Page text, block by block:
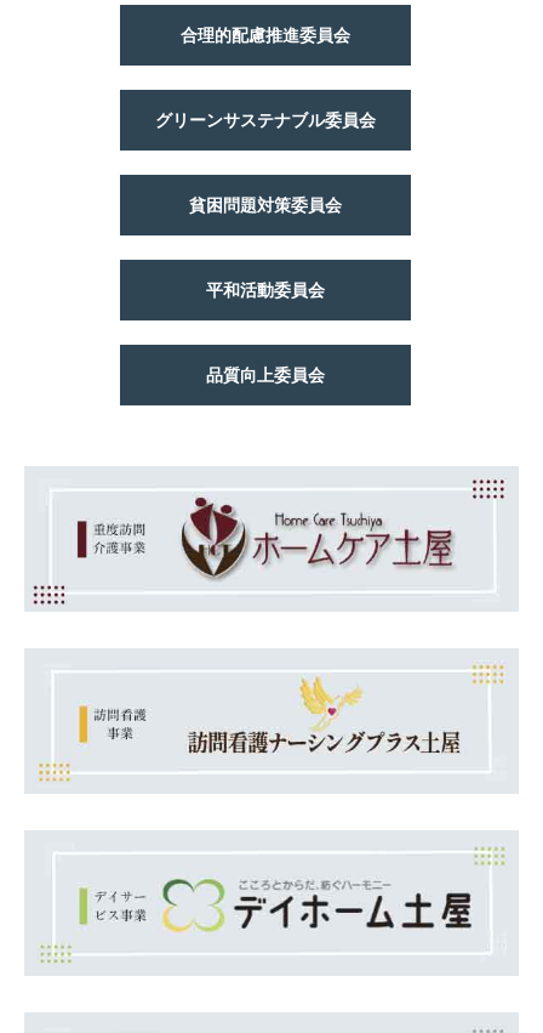
合理的配慮推進委員会
グリーンサステナブル委員会
貧困問題対策委員会
平和活動委員会
品質向上委員会